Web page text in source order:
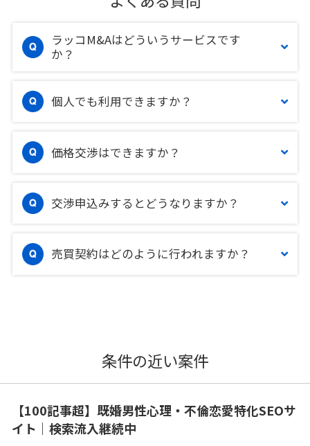
ラッコM&Aはどういうサービスです
か？
個人でも利用できますか？
価格交渉はできますか？
交渉申込みするとどうなりますか？
売買契約はどのように行われますか？
条件の近い案件
【100記事超】既婚男性心理・不倫恋愛特化SEOサ
イト｜検索流入継続中